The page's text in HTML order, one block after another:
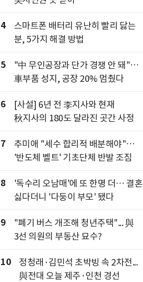
4
스마트폰 배터리 유난히 빨리 닳는
분, 5가지 해결 방법
5
"中 무인공장과 단가 경쟁 안 돼"…
車부품 성지, 공장 20% 멈췄다
6
[사설] 6년 전 李지사와 현재
秋지사의 180도 달라진 곳간 사정
7
추미애 "세수 합리적 배분해야"…
'반도체 벨트' 기초단체 반발 조짐
8
'독수리 오남매'에 또 한명 더… 결혼
싫다더니 '다둥이 부모' 됐다
9
"폐기 버스 개조해 청년주택"... 與
3선 의원의 부동산 묘수?
10
정청래·김민석 초박빙 속 2차전...
與전대 오늘 제주·인천 경선